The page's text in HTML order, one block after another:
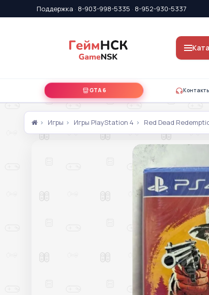
Поддержка · 8-903-998-5335 · 8-952-930-5337
GTA 6
Игры Игры PlayStation 4 Red Dead